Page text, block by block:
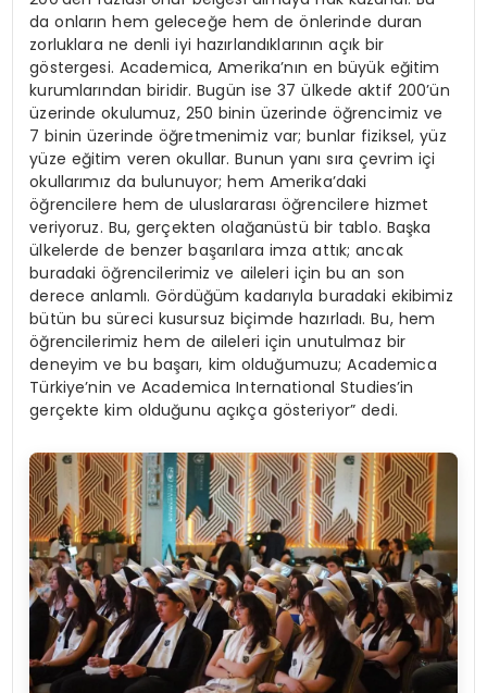
da onların hem geleceğe hem de önlerinde duran
zorluklara ne denli iyi hazırlandıklarının açık bir
göstergesi. Academica, Amerika’nın en büyük eğitim
kurumlarından biridir. Bugün ise 37 ülkede aktif 200’ün
üzerinde okulumuz, 250 binin üzerinde öğrencimiz ve
7 binin üzerinde öğretmenimiz var; bunlar fiziksel, yüz
yüze eğitim veren okullar. Bunun yanı sıra çevrim içi
okullarımız da bulunuyor; hem Amerika’daki
öğrencilere hem de uluslararası öğrencilere hizmet
veriyoruz. Bu, gerçekten olağanüstü bir tablo. Başka
ülkelerde de benzer başarılara imza attık; ancak
buradaki öğrencilerimiz ve aileleri için bu an son
derece anlamlı. Gördüğüm kadarıyla buradaki ekibimiz
bütün bu süreci kusursuz biçimde hazırladı. Bu, hem
öğrencilerimiz hem de aileleri için unutulmaz bir
deneyim ve bu başarı, kim olduğumuzu; Academica
Türkiye’nin ve Academica International Studies’in
gerçekte kim olduğunu açıkça gösteriyor” dedi.